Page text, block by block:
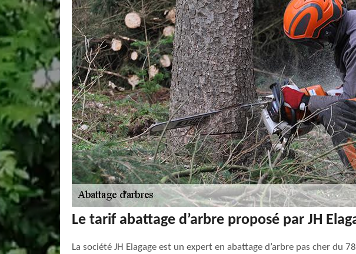
Le tarif abattage d’arbre proposé par JH
La société JH Elagage est un expert en abattage d’arbre pas cher